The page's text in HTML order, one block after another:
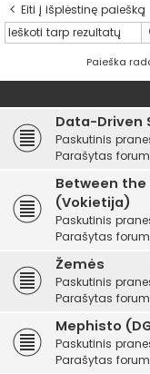
Eiti į išplėstinę paiešką
Paieška
Data-Driven
Paskutinis
Parašytas
Between the
(Vokietija)
Paskutinis
Parašytas
Žemės
Paskutinis
Parašytas
Mephisto
Paskutinis
Parašytas